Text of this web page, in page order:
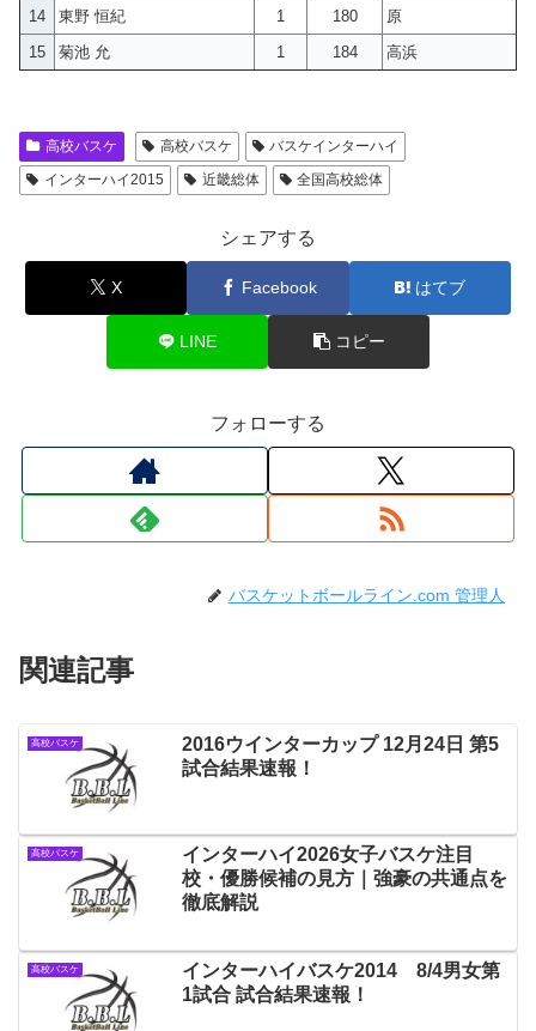
14
東野 恒紀 1 180
原
15
菊池 允 1 184 高浜
高校バスケ 高校バスケ
バスケインターハイ
インターハイ2015
近畿総体 全国高校総体
シェアする
X Facebook はてブ
LINE コピー
フォローする
バスケットボールライン.com 管理人
関連記事
高校バスケ
2016ウインターカップ 12月24日 第5
試合結果速報！
高校バスケ
インターハイ2026女子バスケ注目
校・優勝候補の見方｜強豪の共通点を
徹底解説
高校バスケ
インターハイバスケ2014 8/4男女第
1試合 試合結果速報！